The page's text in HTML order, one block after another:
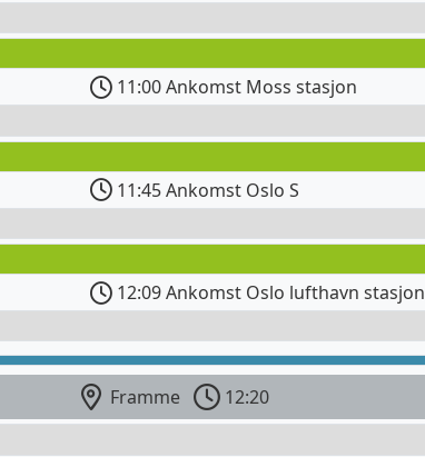
11:00 Ankomst Moss stasjon
11:45 Ankomst Oslo S
12:09 Ankomst Oslo lufthavn stasjon
Framme
12:20